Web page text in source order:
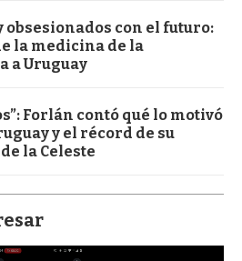
obsesionados con el futuro:
la medicina de la
a Uruguay
Forlán contó qué lo motivó
y el récord de su
la Celeste